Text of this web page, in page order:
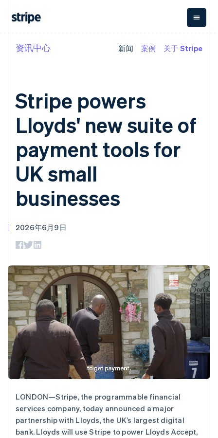
支付
Payment links
无代码支付
Checkout
预构建支付界
Elements
灵活的 UI 组件
Payment
methods
接入 125+ 种支
Terminal
Boost
化
加速结账
按用量计费
Subscriptions
订阅管理
一次性或定期
账单
Tax
税自动化
Revenue
Recognition
资金管
方打款
Crypto
稳定币
发行和
平台
更多
Product roadmap
了解未来规划
Radar
Atlas
初创企业注册
碳移除
按应用场景
加密货币
电子商务
财务自动化
全球化企业
交易市场
资金管理
按行业
AI 企业
创作者经济
游戏
酒店、旅游与休闲
保险
媒体与娱乐
非营利组织
专业服务
公共部门
零售
生态系统
合作伙伴
Stripe App Marketplace
指南
接受线上付款
构建平台或交易市场
管理订阅
发行稳定币支持的支付卡
通过智能体配置和管理服
应用集成
代码示例
开发者博客
API 状态
支持
获取支持
托管支持方案
公司
联系
联系销售
成为合作伙伴
资讯中心 新闻 案例 关于 Stripe
Stripe powers
Lloyds' new suite of
payment tools for
UK small
businesses
2026年6月9日
LONDON—Stripe, the programmable financial
services company, today announced a major
partnership with Lloyds, the UK’s largest digital
bank. Lloyds will use Stripe to power Lloyds Accept,
English
奥地利
澳大利亚
English
比利时
Nederlands FrançaisDeutschEnglish
波兰
English
English
德国
Deutsch
法国
芬兰
NederlandsEnglish
加拿大
English
English
克罗地亚
EnglishItaliano
拉脱维亚
English
立陶宛
English
列支敦士登
Deutsch English
罗马尼亚
马尔他
English
马来西亚
English简体中文